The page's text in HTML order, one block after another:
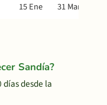
15 Ene 31 Mar
Sandía?
desde la